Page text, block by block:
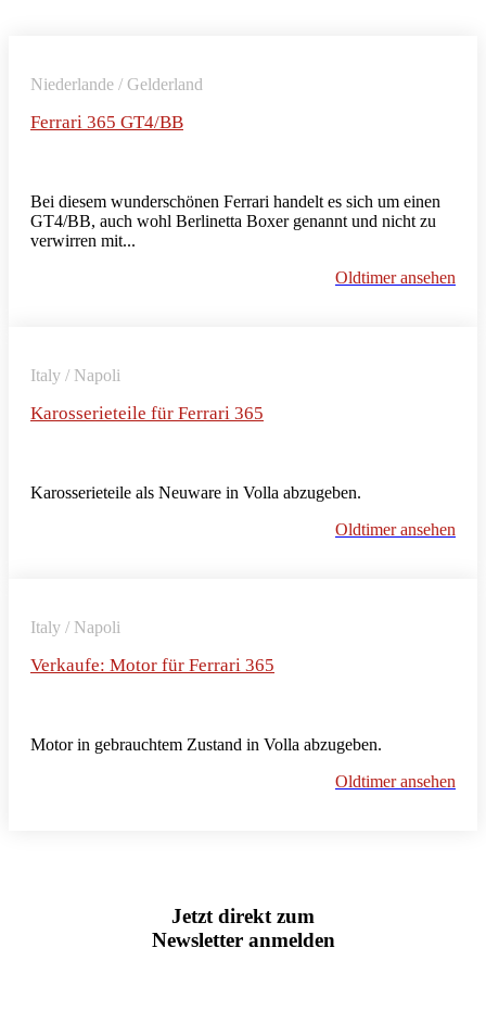
Niederlande / Gelderland
Ferrari 365 GT4/BB
Bei diesem wunderschönen Ferrari handelt es sich um einen
GT4/BB, auch wohl Berlinetta Boxer genannt und nicht zu
verwirren mit...
Oldtimer ansehen
Italy / Napoli
Karosserieteile für Ferrari 365
Karosserieteile als Neuware in Volla abzugeben.
Oldtimer ansehen
Italy / Napoli
Verkaufe: Motor für Ferrari 365
Motor in gebrauchtem Zustand in Volla abzugeben.
Oldtimer ansehen
Jetzt direkt zum
Newsletter anmelden